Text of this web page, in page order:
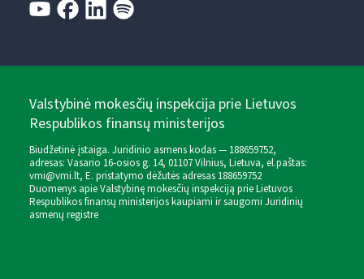
Valstybinė mokesčių inspekcija prie Lietuvos
Respublikos finansų ministerijos
Biudžetinė įstaiga. Juridinio asmens kodas — 188659752,
adresas: Vasario 16-osios g. 14, 01107 Vilnius, Lietuva, el.paštas:
vmi@vmi.lt, E. pristatymo dėžutės adresas 188659752
Duomenys apie Valstybinę mokesčių inspekciją prie Lietuvos
Respublikos finansų ministerijos kaupiami ir saugomi Juridinių
asmenų registre